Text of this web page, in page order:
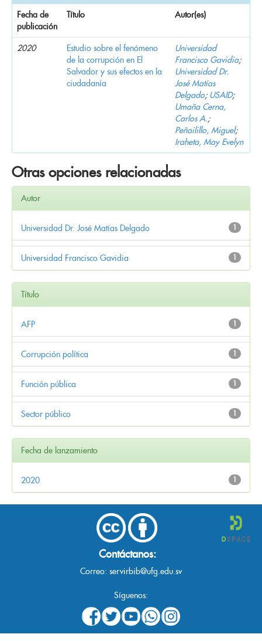
Fecha de
publicación
Título Autor(es)
2020
Estudio sobre el fenómeno
de la corrupción en El
Salvador y sus efectos en la
ciudadanía
Universidad
Francisco Gavidia;
Universidad Dr.
José Matías
Delgado; USAID;
Umaña Cerna,
Carlos A.;
Peñailillo, Miguel;
Iraheta, May Evelyn
Otras opciones relacionadas
Autor
1
Universidad Dr. José Matías Delgado
1
Universidad Francisco Gavidia
Título
1
AFP
1
Corrupción política
1
Función pública
1
Sector público
Fecha de lanzamiento
1
2020
Contáctanos:
Correo: servirbib@ufg.edu.sv
Síguenos: